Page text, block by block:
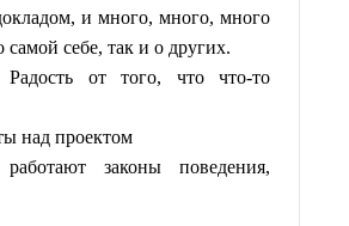
и много, много, много
себе, так и о других.
от того, что что-то
над проектом
законы поведения,